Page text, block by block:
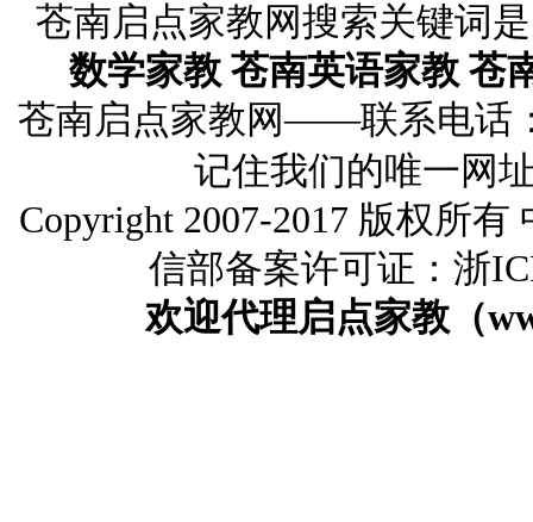
苍南启点家教网搜索关键词
数学家教 苍南英语家教 苍
苍南启点家教网——联系电话
记住我们的唯一网
Copyright 2007-2017 版权所
信部备案许可证：浙
欢迎代理启点家教（